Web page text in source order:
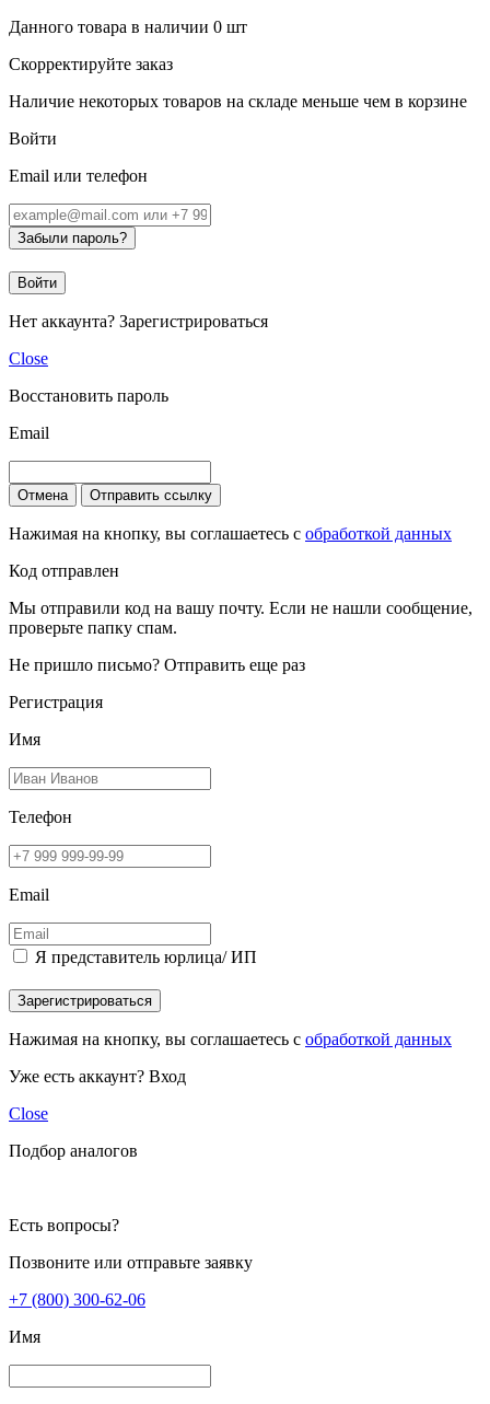
Данного товара в наличии 0 шт
Скорректируйте заказ
Наличие некоторых товаров на складе меньше чем в корзине
Войти
Email или телефон
Забыли пароль?
Войти
Нет аккаунта? Зарегистрироваться
Close
Восстановить пароль
Email
Отмена Отправить ссылку
Нажимая на кнопку, вы соглашаетесь с обработкой данных
Код отправлен
Мы отправили код на вашу почту. Если не нашли сообщение,
проверьте папку спам.
Не пришло письмо? Отправить еще раз
Регистрация
Имя
Телефон
Email
Я представитель юрлица/ ИП
Зарегистрироваться
Нажимая на кнопку, вы соглашаетесь с обработкой данных
Уже есть аккаунт? Вход
Close
Подбор аналогов
Есть вопросы?
Позвоните или отправьте заявку
+7 (800) 300-62-06
Имя